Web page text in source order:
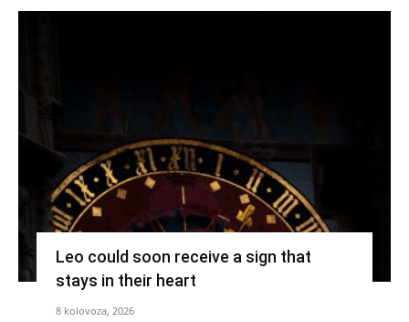
Leo could soon receive a sign that
stays in their heart
8 kolovoza, 2026